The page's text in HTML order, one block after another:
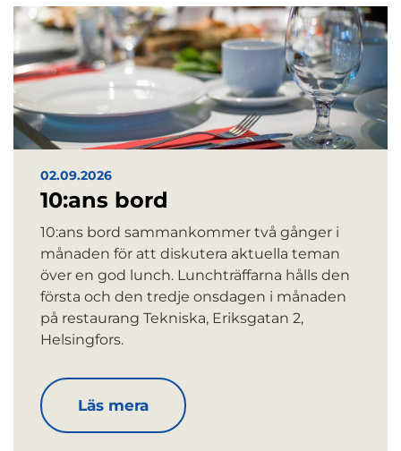
02.09.2026
10:ans bord
10:ans bord sammankommer två gånger i
månaden för att diskutera aktuella teman
över en god lunch. Lunchträffarna hålls den
första och den tredje onsdagen i månaden
på restaurang Tekniska, Eriksgatan 2,
Helsingfors.
Läs mera